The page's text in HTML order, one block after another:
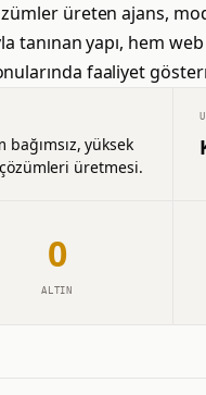
üreten ajans,
tanınan yapı, hem
faaliyet
yüksek
üretmesi.
0
ALTIN